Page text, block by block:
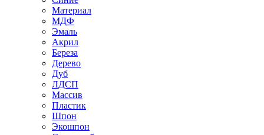
Материал
МДФ
Эмаль
Акрил
Береза
Дерево
Дуб
ЛДСП
Массив
Пластик
Шпон
Экошпон